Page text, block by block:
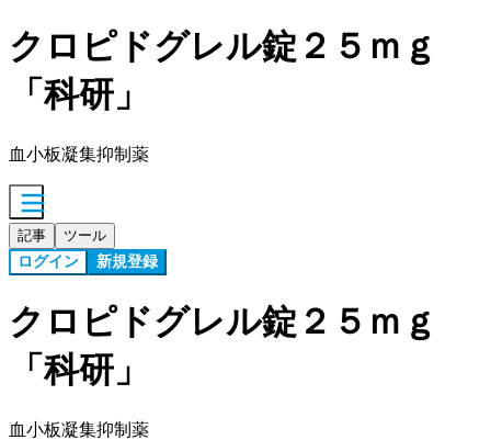
クロピドグレル錠２５ｍｇ
「科研」
血小板凝集抑制薬
記事 ツール
ログイン 新規登録
クロピドグレル錠２５ｍｇ
「科研」
血小板凝集抑制薬